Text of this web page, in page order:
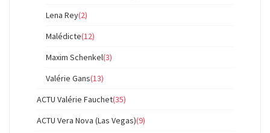
Lena Rey(2)
Malédicte(12)
Maxim Schenkel(3)
Valérie Gans(13)
ACTU Valérie Fauchet(35)
ACTU Vera Nova (Las Vegas)(9)